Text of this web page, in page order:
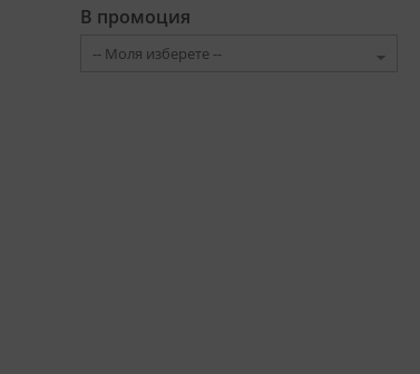
В промоция